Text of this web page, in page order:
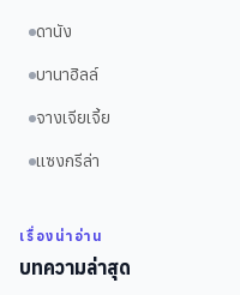
ดานัง
บานาฮิลล์
จางเจียเจี้ย
แซงกรีล่า
เรื่องน่าอ่าน
บทความล่าสุด